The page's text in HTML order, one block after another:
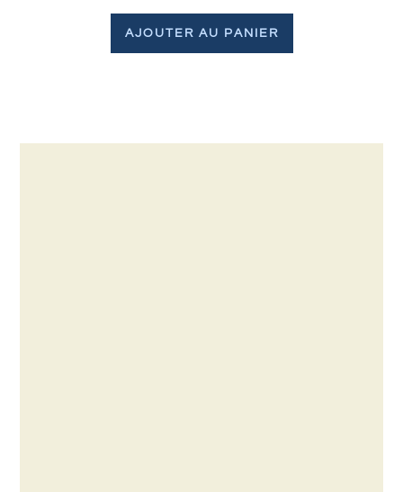
AJOUTER AU PANIER